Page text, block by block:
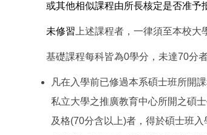
或其他相似課程由所長核定是否准予
未修習 上述課程者，一律須至本校大
基礎課程每科皆為0學分，未達70分
凡在入學前已修過本系碩士班所開
私立大學之推廣教育中心所開之碩
及格(70分含以上)者，得於碩士班